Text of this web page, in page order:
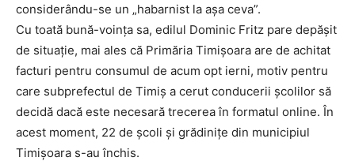
considerându-se un „habarnist la așa ceva”.
Cu toată bună-voința sa, edilul Dominic Fritz pare depășit
de situație, mai ales că Primăria Timișoara are de achitat
facturi pentru consumul de acum opt ierni, motiv pentru
care subprefectul de Timiș a cerut conducerii școlilor să
decidă dacă este necesară trecerea în formatul online. În
acest moment, 22 de școli și grădinițe din municipiul
Timișoara s-au închis.